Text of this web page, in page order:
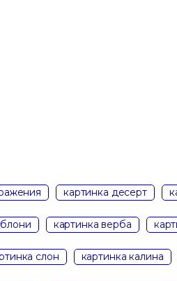
картинка десерт
картинка верба
слон картинка калина